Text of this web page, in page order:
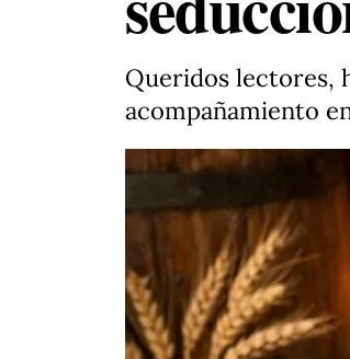
Queridos lectores,
acompañamiento